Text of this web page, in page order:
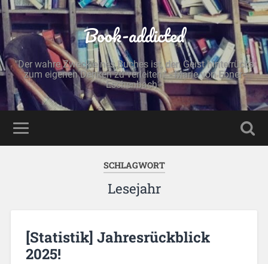
Book-addicted
"Der wahre Zweck eines Buches ist, den Geist hinterrücks
zum eigenen Denken zu verleiten." - Marie von Ebner-
Eschenbach -
SCHLAGWORT
Lesejahr
[Statistik] Jahresrückblick
2025!